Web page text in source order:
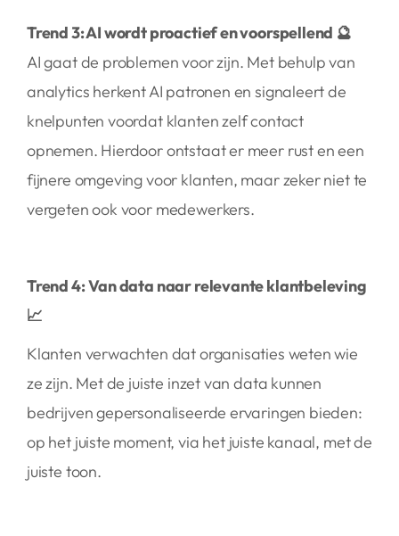
Trend 3: AI wordt proactief en voorspellend 🔮
AI gaat de problemen voor zijn. Met behulp van
analytics herkent AI patronen en signaleert de
knelpunten voordat klanten zelf contact
opnemen. Hierdoor ontstaat er meer rust en een
fijnere omgeving voor klanten, maar zeker niet te
vergeten ook voor medewerkers.
Trend 4:Van data naar relevante klantbeleving
📈
Klanten verwachten dat organisaties weten wie
ze zijn. Met de juiste inzet van data kunnen
bedrijven gepersonaliseerde ervaringen bieden:
op het juiste moment, via het juiste kanaal, met de
juiste toon.